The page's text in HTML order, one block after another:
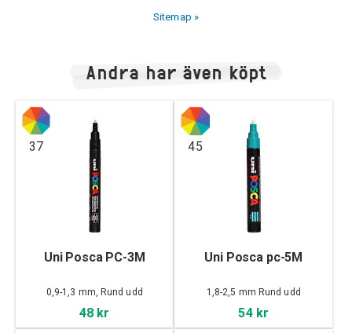
Sitemap »
Andra har även köpt
37
Uni Posca PC-3M
0,9-1,3 mm, Rund udd
48 kr
45
Uni Posca pc-5M
1,8-2,5 mm Rund udd
54 kr